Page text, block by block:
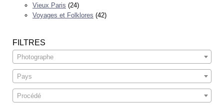
Vieux Paris (24)
Voyages et Folklores (42)
FILTRES
Photographe
Pays
Procédé